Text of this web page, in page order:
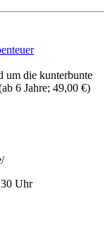
um die kunterbunte
6 Jahre; 49,00 €)
Uhr